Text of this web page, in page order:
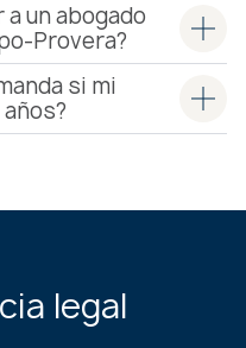
un abogado
Provera?
si mi
legal